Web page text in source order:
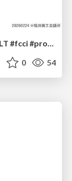
20260224福井商工会議所 生成AI活用LT #fcci #protoout
0 54